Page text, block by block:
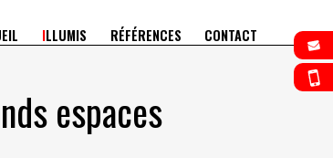
ILLUMIS RÉFÉRENCES CONTACT
espaces